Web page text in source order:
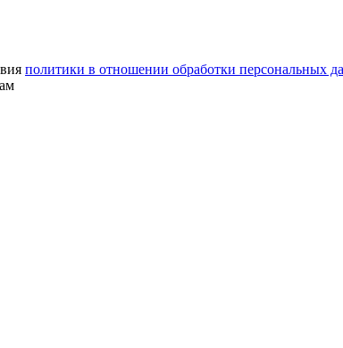
политики в отношении обработки персональных